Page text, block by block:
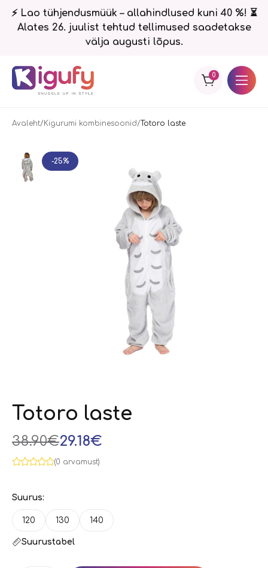
⚡ Lao tühjendusmüük – allahindlused kuni 40 %! ⏳
Alates 26. juulist tehtud tellimused saadetakse
välja augusti lõpus.
0
Avaleht Kigurumi kombinesoonid Totoro laste
-25%
Totoro laste
38.90€29.18€
(0 arvamust)
Suurus:
120 130 140
Suurustabel